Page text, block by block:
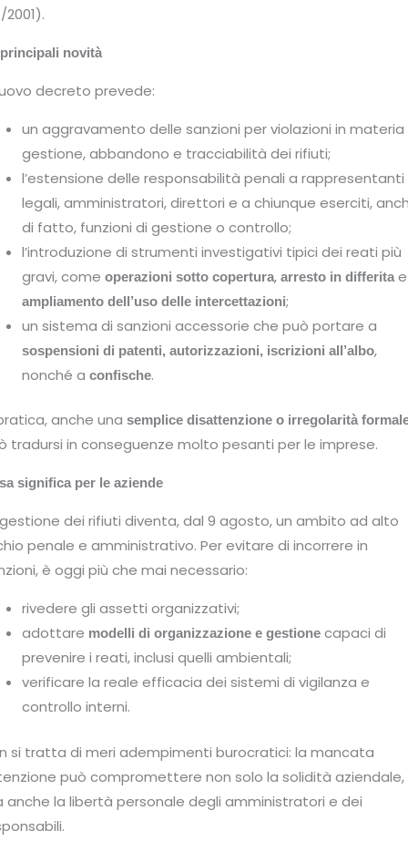
2001).
novità
decreto prevede:
un aggravamento delle sanzioni per violazioni in materia
gestione, abbandono e tracciabilità dei rifiuti;
l’estensione delle responsabilità penali a rappresentanti
legali, amministratori, direttori e a chiunque eserciti,
di fatto, funzioni di gestione o controllo;
l’introduzione di strumenti investigativi tipici dei reati più
gravi, comeoperazioni sotto copertura,arresto in differitae
ampliamento dell’uso delle intercettazioni;
un sistema di sanzioni accessorie che può portare a
sospensioni di patenti, autorizzazioni, iscrizioni all’albo,
nonché aconfische.
anche unasemplice disattenzione o irregolarità
tradursi in conseguenze molto pesanti per le imprese.
significa per le aziende
dei rifiuti diventa, dal 9 agosto, un ambito ad alto
penale e amministrativo. Per evitare di incorrere in
è oggi più che mai necessario:
rivedere gli assetti organizzativi;
adottare modelli di organizzazione e gestione capaci di
prevenire i reati, inclusi quelli ambientali;
verificare la reale efficacia dei sistemi di vigilanza e
controllo interni.
si tratta di meri adempimenti burocratici: la mancata
può compromettere non solo la solidità aziendale,
anche la libertà personale degli amministratori e dei